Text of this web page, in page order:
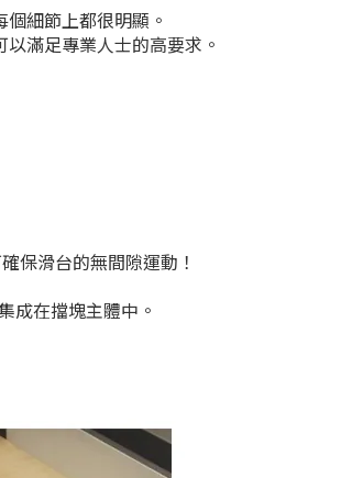
細節上都很明顯。
滿足專業人士的高要求。
保滑台的無間隙運動！
成在擋塊主體中。